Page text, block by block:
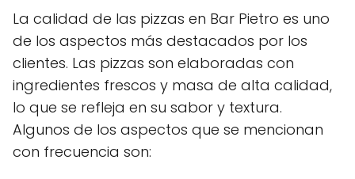
La calidad de las pizzas en Bar Pietro es uno
de los aspectos más destacados por los
clientes. Las pizzas son elaboradas con
ingredientes frescos y masa de alta calidad,
lo que se refleja en su sabor y textura.
Algunos de los aspectos que se mencionan
con frecuencia son: